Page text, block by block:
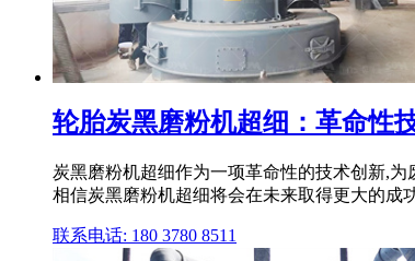
轮胎炭黑磨粉机超细：革命性
炭黑磨粉机超细作为一项革命性的技术创新,
相信炭黑磨粉机超细将会在未来取得更大的成
联系电话: 180 3780 8511